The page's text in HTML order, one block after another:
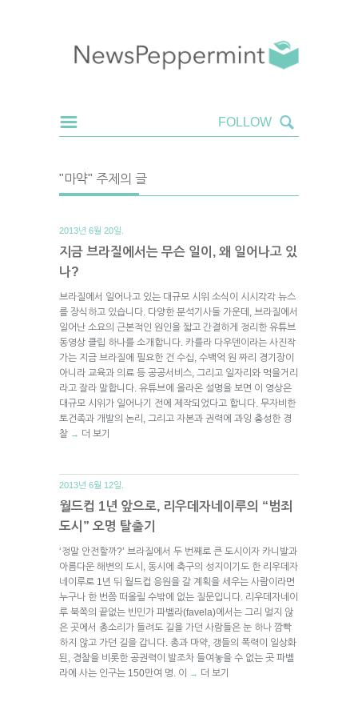
"마약" 주제의 글
2013년 6월 20일.
지금 브라질에서는 무슨 일이, 왜 일어나고 있
나?
브라질에서 일어나고 있는 대규모 시위 소식이 시시각각 뉴스
를 장식하고 있습니다. 다양한 분석기사들 가운데, 브라질에서
일어난 소요의 근본적인 원인을 짧고 간결하게 정리한 유튜브
동영상 클립 하나를 소개합니다. 카를라 다우덴이라는 사진작
가는 지금 브라질에 필요한 건 수십, 수백억 원 짜리 경기장이
아니라 교육과 의료 등 공공서비스, 그리고 일자리와 먹을거리
라고 잘라 말합니다. 유튜브에 올라온 설명을 보면 이 영상은
대규모 시위가 일어나기 전에 제작되었다고 합니다. 무자비한
토건족과 개발의 논리, 그리고 자본과 권력에 과잉 충성한 경
찰 → 더 보기
2013년 6월 12일.
월드컵 1년 앞으로, 리우데자네이루의 “범죄
도시” 오명 탈출기
‘정말 안전할까?’ 브라질에서 두 번째로 큰 도시이자 카니발과
아름다운 해변의 도시, 동시에 축구의 성지이기도 한 리우데자
네이루로 1년 뒤 월드컵 응원을 갈 계획을 세우는 사람이라면
누구나 한 번쯤 떠올릴 수밖에 없는 질문입니다. 리우데자네이
루 북쪽의 끝없는 빈민가 파벨라(favela)에서는 그리 멀지 않
은 곳에서 총소리가 들려도 길을 가던 사람들은 눈 하나 깜빡
하지 않고 가던 길을 갑니다. 총과 마약, 갱들의 폭력이 일상화
된, 경찰을 비롯한 공권력이 발조차 들여놓을 수 없는 곳 파벨
라에 사는 인구는 150만여 명. 이
→ 더 보기